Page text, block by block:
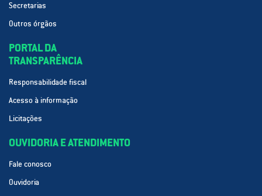
Secretarias
Outros órgãos
PORTAL DA
TRANSPARÊNCIA
Responsabilidade fiscal
Acesso à informação
Licitações
OUVIDORIA E ATENDIMENTO
Fale conosco
Ouvidoria